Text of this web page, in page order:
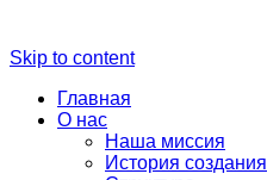
Skip to content
Главная
О нас
Наша миссия
История создания